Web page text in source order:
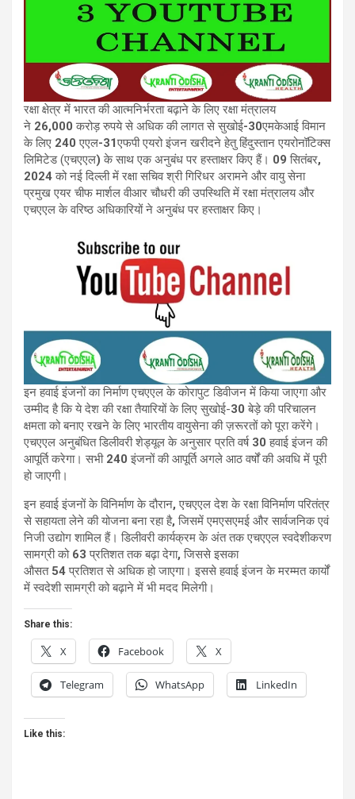
रक्षा क्षेत्र में भारत की आत्मनिर्भरता बढ़ाने के लिए रक्षा मंत्रालय
ने 26,000करोड़ रुपये से अधिक की लागत से सुखोई-30एमकेआई विमान
के लिए 240एएल-31एफपी एयरो इंजन खरीदने हेतु हिंदुस्तान एयरोनॉटिक्स
लिमिटेड (एचएएल)के साथ एक अनुबंध पर हस्ताक्षर किए हैं। 09सितंबर,
2024को नई दिल्ली में रक्षा सचिव श्री गिरिधर अरामने और वायु सेना
प्रमुख एयर चीफ मार्शल वीआर चौधरी की उपस्थिति में रक्षा मंत्रालय और
एचएएल के वरिष्ठ अधिकारियों ने अनुबंध पर हस्ताक्षर किए।
इन हवाई इंजनों का निर्माण एचएएल के कोरापुट डिवीजन में किया जाएगा और
उम्मीद है कि ये देश की रक्षा तैयारियों के लिए सुखोई-30बेड़े की परिचालन
क्षमता को बनाए रखने के लिए भारतीय वायुसेना की ज़रूरतों को पूरा करेंगे।
एचएएल अनुबंधित डिलीवरी शेड्यूल के अनुसार प्रति वर्ष 30हवाई इंजन की
आपूर्ति करेगा। सभी 240इंजनों की आपूर्ति अगले आठ वर्षों की अवधि में पूरी
हो जाएगी।
इन हवाई इंजनों के विनिर्माण के दौरान,एचएएल देश के रक्षा विनिर्माण परितंत्र
से सहायता लेने की योजना बना रहा है,जिसमें एमएसएमई और सार्वजनिक एवं
निजी उद्योग शामिल हैं। डिलीवरी कार्यक्रम के अंत तक एचएएल स्वदेशीकरण
सामग्री को 63प्रतिशत तक बढ़ा देगा,जिससे इसका
औसत 54प्रतिशत से अधिक हो जाएगा। इससे हवाई इंजन के मरम्मत कार्यों
में स्वदेशी सामग्री को बढ़ाने में भी मदद मिलेगी।
Share this:
X Facebook X
Telegram WhatsApp LinkedIn
Like this: